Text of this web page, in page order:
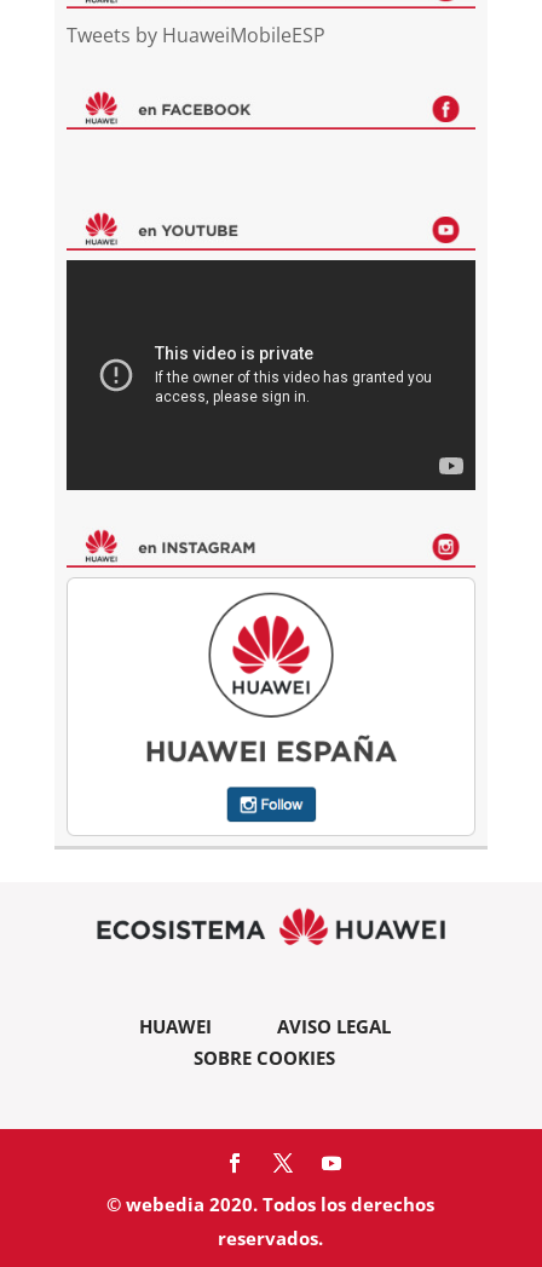
Tweets by HuaweiMobileESP
HUAWEI
AVISO LEGAL
SOBRE COOKIES
© webedia 2020. Todos los derechos
reservados.